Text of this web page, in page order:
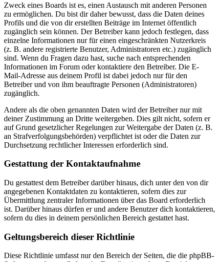
Zweck eines Boards ist es, einen Austausch mit anderen Personen
zu ermöglichen. Du bist dir daher bewusst, dass die Daten deines
Profils und die von dir erstellten Beiträge im Internet öffentlich
zugänglich sein können. Der Betreiber kann jedoch festlegen, dass
einzelne Informationen nur für einen eingeschränkten Nutzerkreis
(z. B. andere registrierte Benutzer, Administratoren etc.) zugänglich
sind. Wenn du Fragen dazu hast, suche nach entsprechenden
Informationen im Forum oder kontaktiere den Betreiber. Die E-
Mail-Adresse aus deinem Profil ist dabei jedoch nur für den
Betreiber und von ihm beauftragte Personen (Administratoren)
zugänglich.
Andere als die oben genannten Daten wird der Betreiber nur mit
deiner Zustimmung an Dritte weitergeben. Dies gilt nicht, sofern er
auf Grund gesetzlicher Regelungen zur Weitergabe der Daten (z. B.
an Strafverfolgungsbehörden) verpflichtet ist oder die Daten zur
Durchsetzung rechtlicher Interessen erforderlich sind.
Gestattung der Kontaktaufnahme
Du gestattest dem Betreiber darüber hinaus, dich unter den von dir
angegebenen Kontaktdaten zu kontaktieren, sofern dies zur
Übermittlung zentraler Informationen über das Board erforderlich
ist. Darüber hinaus dürfen er und andere Benutzer dich kontaktieren,
sofern du dies in deinem persönlichen Bereich gestattet hast.
Geltungsbereich dieser Richtlinie
Diese Richtlinie umfasst nur den Bereich der Seiten, die die phpBB-